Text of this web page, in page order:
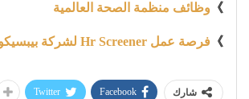
》 وظائف منظمة الصحة العالمية
》 فرصة عمل Hr Screener لشركة بيبسيكو براتب 6000 ج
شارك Facebook
Twitter